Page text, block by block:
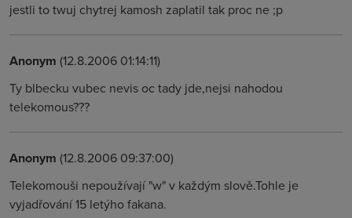
jestli to twuj chytrej kamosh zaplatil tak proc ne ;p
Anonym (12.8.2006 01:14:11)
Ty blbecku vubec nevis oc tady jde,nejsi nahodou
telekomous???
Anonym (12.8.2006 09:37:00)
Telekomouši nepoužívají "w" v každým slově.Tohle je
vyjadřování 15 letýho fakana.